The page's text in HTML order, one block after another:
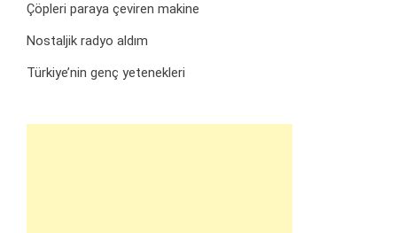
Çöpleri paraya çeviren makine
Nostaljik radyo aldım
Türkiye’nin genç yetenekleri